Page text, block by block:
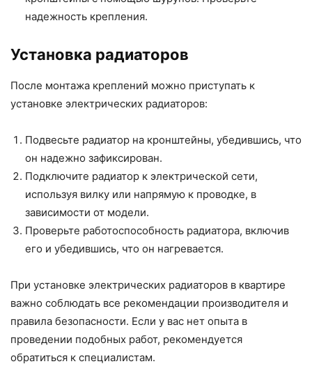
надежность крепления.
Установка радиаторов
После монтажа креплений можно приступать к
установке электрических радиаторов:
Подвесьте радиатор на кронштейны, убедившись, что
он надежно зафиксирован.
Подключите радиатор к электрической сети,
используя вилку или напрямую к проводке, в
зависимости от модели.
Проверьте работоспособность радиатора, включив
его и убедившись, что он нагревается.
При установке электрических радиаторов в квартире
важно соблюдать все рекомендации производителя и
правила безопасности. Если у вас нет опыта в
проведении подобных работ, рекомендуется
обратиться к специалистам.